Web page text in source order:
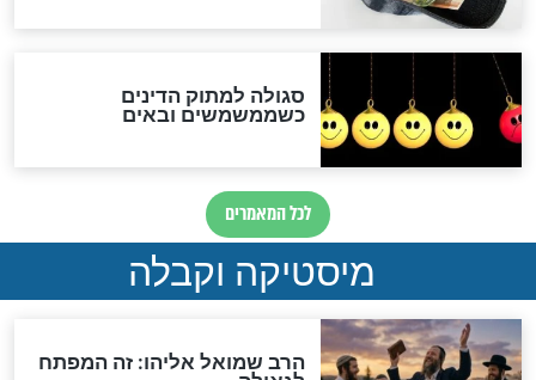
מה יהיה בימות המשיח?
"לפני הגאולה תהיה אפיקורסות
והכחשה גדולה מאוד של
האמונה"
האם לאחר בוא המשיח יהיה